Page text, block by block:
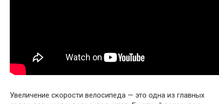
Увеличение скорости велосипеда — это одна из главных